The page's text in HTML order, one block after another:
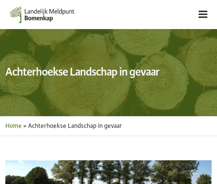
Achterhoekse Landschap in gevaar
Home »Achterhoekse Landschap in gevaar